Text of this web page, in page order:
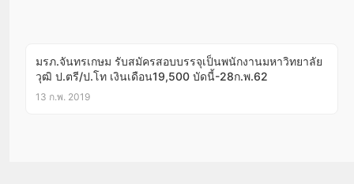
มรภ.จันทรเกษม รับสมัครสอบบรรจุเป็นพนักงานมหาวิทยาลัย
วุฒิ ป.ตรี/ป.โท เงินเดือน19,500 บัดนี้-28ก.พ.62
13 ก.พ. 2019